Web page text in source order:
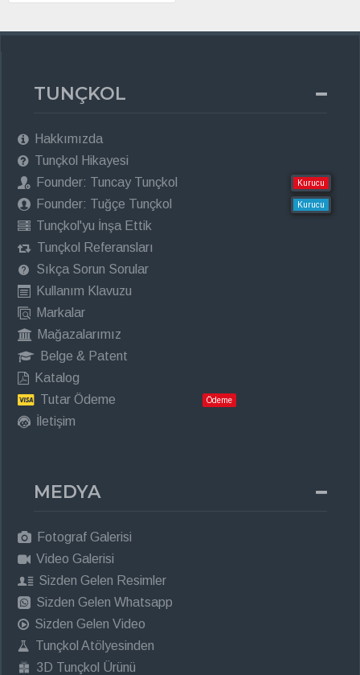
TUNÇKOL
Hakkımızda
Tunçkol Hikayesi
Founder: Tuncay Tunçkol
Kurucu
Founder: Tuğçe Tunçkol Kurucu
Tunçkol'yu İnşa Ettik
Tunçkol Referansları
Sıkça Sorun Sorular
Kullanım Klavuzu
Markalar
Mağazalarımız
Belge & Patent
Katalog
Tutar Ödeme
Ödeme
İletişim
MEDYA
Fotograf Galerisi
Video Galerisi
Sizden Gelen Resimler
Sizden Gelen Whatsapp
Sizden Gelen Video
Tunçkol Atölyesinden
3D Tunçkol Ürünü